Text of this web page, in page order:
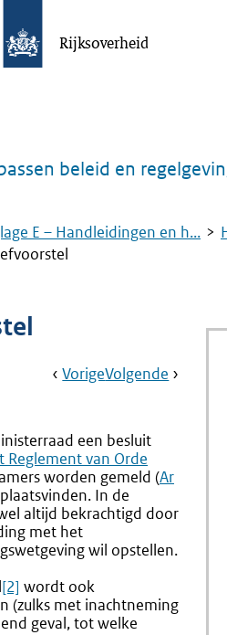
Rijksoverheid
beleid en
E – Handleidingen en h...
Book
Ga
VorigePagina:
De
Schriftelijke
En
Mondelinge
Behandeling
Ga
Volgende Pagina:
een besluit
van Orde
worden gemeld (Ar
In de
altijd bekrachtigd door
met het
wil opstellen.
[2] wordt ook
(zulks met inachtneming
geval, tot welke